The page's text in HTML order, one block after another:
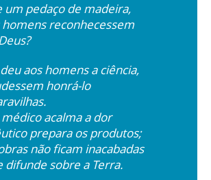
um pedaço de madeira,
reconhecessem
aos homens a ciência,
honrá-lo
acalma a dor
prepara os produtos;
não ficam inacabadas
difunde sobre a Terra.